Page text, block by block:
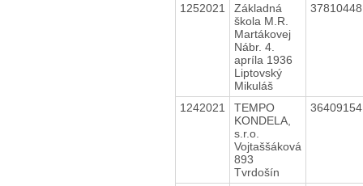
1252021
Základná
škola M.R.
Martákovej
Nábr. 4.
apríla 1936
Liptovský
Mikuláš
1242021
TEMPO
KONDELA,
s.r.o.
Vojtaššáková
893
Tvrdošín